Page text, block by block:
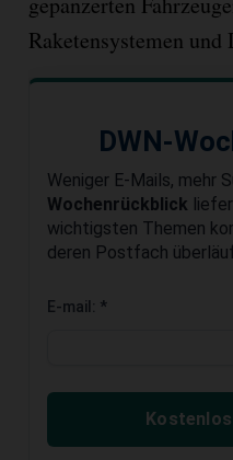
Raketensystemen und
DWN-
Weniger E-Mails, mehr
Wochenrückblick
wichtigsten Themen
deren Postfach
E-mail: *